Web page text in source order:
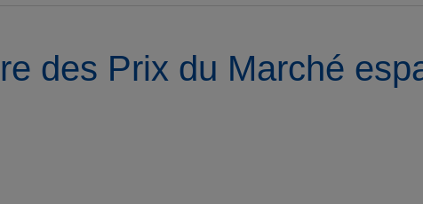
des Prix du Marché